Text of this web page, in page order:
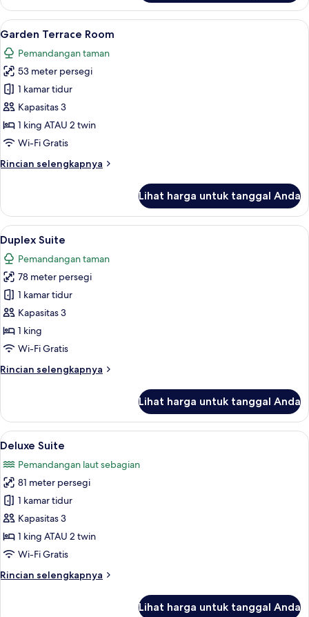
Kamar
Deluks
Lihat
semua
foto
untuk
Garden
Terrace
Room
Garden Terrace Room | Brankas,
6
Garden Terrace Room
Pemandangan taman
53 meter persegi
1 kamar tidur
Kapasitas 3
1 king ATAU 2 twin
Wi-Fi Gratis
Rincian selengkapnya
Rincian
Garden
Terrace
Room
Lihat harga untuk tanggal Anda
Lihat
semua
foto
untuk
Duplex
Suite
Duplex Suite | Pemandangan dari
5
Duplex Suite
Pemandangan taman
78 meter persegi
1 kamar tidur
Kapasitas 3
1 king
Wi-Fi Gratis
Rincian selengkapnya
Rincian
Duplex
Suite
Lihat harga untuk tanggal Anda
Lihat
semua
foto
untuk
Deluxe
Suite
Deluxe Suite | Pemandangan dari
4
Deluxe Suite
Pemandangan laut sebagian
81 meter persegi
1 kamar tidur
Kapasitas 3
1 king ATAU 2 twin
Wi-Fi Gratis
Rincian selengkapnya
Rincian
Lihat harga untuk tanggal Anda